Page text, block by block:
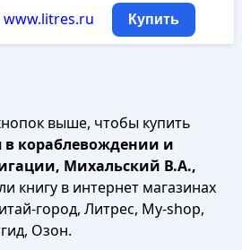
www.litres.ru Купить
выше, чтобы купить
в кораблевождении и
Михальский В.А.,
книгу в интернет магазинах
город, Литрес, My-shop,
Озон.